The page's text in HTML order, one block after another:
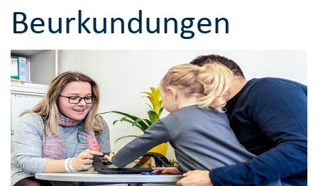
Beurkundungen